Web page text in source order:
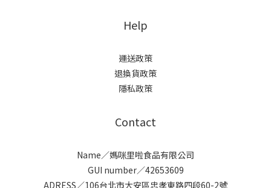
Help
運送政策
退換貨政策
隱私政策
Contact
Name／媽咪里啦食品有限公司
GUI number／42653609
ADRESS／106台北市大安區忠孝東路四段60-2號